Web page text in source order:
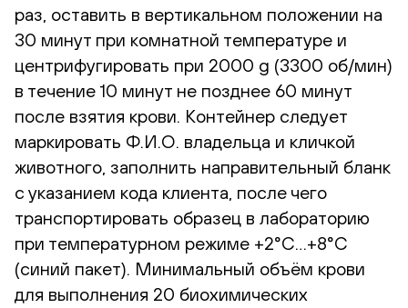
раз, оставить в вертикальном положении на
30 минут при комнатной температуре и
центрифугировать при 2000 g (3300 об/мин)
в течение 10 минут не позднее 60 минут
после взятия крови. Контейнер следует
маркировать Ф.И.О. владельца и кличкой
животного, заполнить направительный бланк
с указанием кода клиента, после чего
транспортировать образец в лабораторию
при температурном режиме +2°С…+8°С
(синий пакет). Минимальный объём крови
для выполнения 20 биохимических